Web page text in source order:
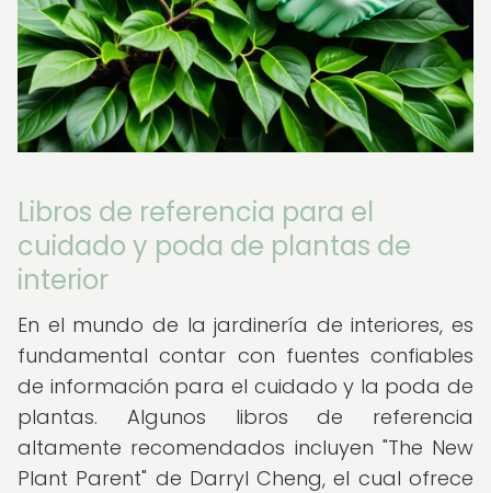
Libros de referencia para el
cuidado y poda de plantas de
interior
En el mundo de la jardinería de interiores, es
fundamental contar con fuentes confiables
de información para el cuidado y la poda de
plantas. Algunos libros de referencia
altamente recomendados incluyen "The New
Plant Parent" de Darryl Cheng, el cual ofrece